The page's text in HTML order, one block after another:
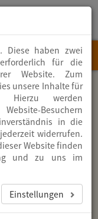
(0)
3771
274-
0
Sie
haben
Fragen?
info zion.de
MENU
aus
auch in
Diese haben zwei
für die
Website. Zum
unsere Inhalte für
Hierzu werden
Besuchern
in die
widerrufen.
Website finden
und zu uns im
Einstellungen